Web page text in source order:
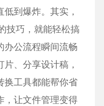
到爆炸。其实，
技巧，就能轻松搞
办公流程瞬间流畅
、分享设计稿，
换工具都能帮你省
，让文件管理变得